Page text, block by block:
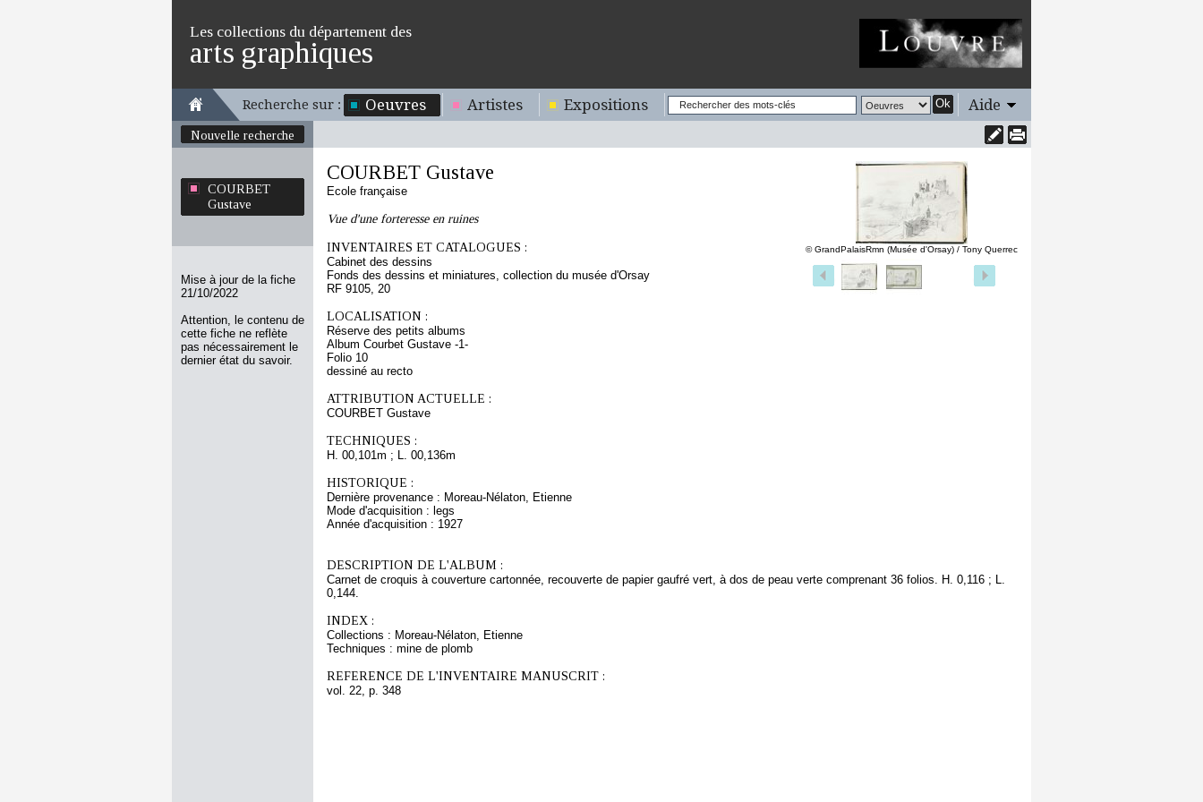
Les collections du département des
arts graphiques
Recherche sur : Oeuvres Artistes Expositions Ok Aide
Nouvelle recherche
COURBET
Gustave
Mise à jour de la fiche
21/10/2022
Attention, le contenu de
cette fiche ne reflète
pas nécessairement le
dernier état du savoir.
© GrandPalaisRmn (Musée d'Orsay) / Tony Querrec
COURBET Gustave
Ecole française
Vue d'une forteresse en ruines
INVENTAIRES ET CATALOGUES :
Cabinet des dessins
Fonds des dessins et miniatures, collection du musée d'Orsay
RF 9105, 20
LOCALISATION :
Réserve des petits albums
Album Courbet Gustave -1-
Folio 10
dessiné au recto
ATTRIBUTION ACTUELLE :
COURBET Gustave
TECHNIQUES :
H. 00,101m ; L. 00,136m
HISTORIQUE :
Dernière provenance : Moreau-Nélaton, Etienne
Mode d'acquisition : legs
Année d'acquisition : 1927
DESCRIPTION DE L'ALBUM :
Carnet de croquis à couverture cartonnée, recouverte de papier gaufré vert, à dos de peau verte comprenant 36 folios. H. 0,116 ; L.
0,144.
INDEX :
Collections : Moreau-Nélaton, Etienne
Techniques : mine de plomb
REFERENCE DE L'INVENTAIRE MANUSCRIT :
vol. 22, p. 348